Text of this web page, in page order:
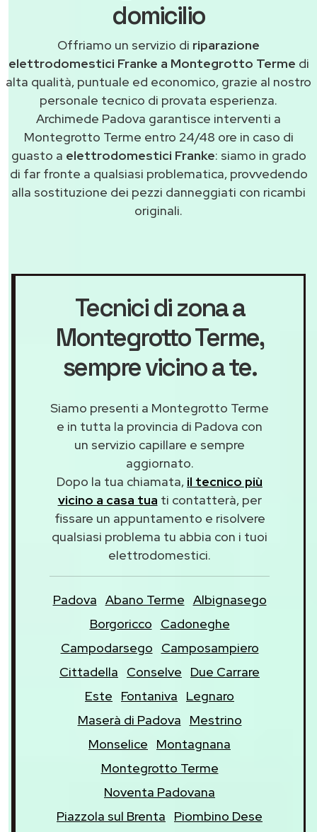
domicilio
Offriamo un servizio di riparazione
elettrodomestici Franke a Montegrotto Terme di
alta qualità, puntuale ed economico, grazie al nostro
personale tecnico di provata esperienza.
Archimede Padova garantisce interventi a
Montegrotto Terme entro 24/48 ore in caso di
guasto a elettrodomestici Franke: siamo in grado
di far fronte a qualsiasi problematica, provvedendo
alla sostituzione dei pezzi danneggiati con ricambi
originali.
Tecnici di zona a
Montegrotto Terme,
sempre vicino a te.
Siamo presenti a Montegrotto Terme
e in tutta la provincia di Padova con
un servizio capillare e sempre
aggiornato.
Dopo la tua chiamata, il tecnico più
vicino a casa tua ti contatterà, per
fissare un appuntamento e risolvere
qualsiasi problema tu abbia con i tuoi
elettrodomestici.
Padova Abano Terme Albignasego
Borgoricco
Cadoneghe
Campodarsego
Camposampiero
Cittadella
Conselve
Due Carrare
Este
Fontaniva
Legnaro
Maserà di Padova
Mestrino
Monselice
Montagnana
Montegrotto Terme
Noventa Padovana
Piazzola sul Brenta
Piombino Dese